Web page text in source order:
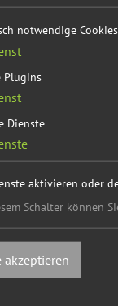
Ort
notwendige Cookies
Plugins
Dienste
aktivieren oder
Schalter können